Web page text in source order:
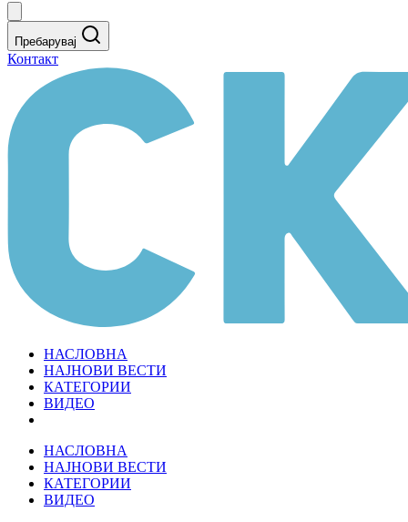
Пребарувај
Контакт
НАСЛОВНА
НАЈНОВИ ВЕСТИ
КАТЕГОРИИ
ВИДЕО
НАСЛОВНА
НАЈНОВИ ВЕСТИ
КАТЕГОРИИ
ВИДЕО